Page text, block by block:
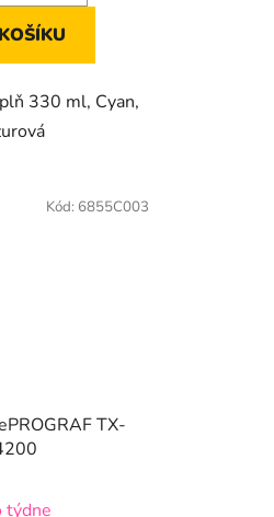
330 ml, Cyan,
TX-
týdne
Kód: 6855C003